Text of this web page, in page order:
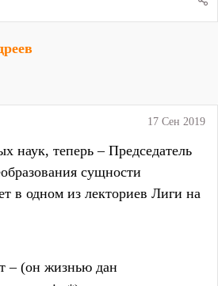
17 Сен 2019
наук, теперь – Председатель
сущности
в одном из лекториев Лиги на
– (он жизнью дан